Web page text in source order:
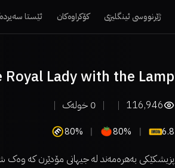
ژێرنووسی ئینگلیزی کۆکراوەکان ئێستا
Lady with the Lamp
116,946
0 خولەک
6.8
80%
80%
پزیشکێکی بەهرەمەند لە جیهانی مۆدێرن کە وەک